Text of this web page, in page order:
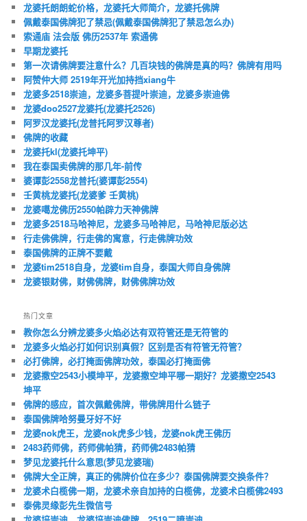
龙婆托朗朗蛇价格，龙婆托大师简介，龙婆托佛牌
佩戴泰国佛牌犯了禁忌(佩戴泰国佛牌犯了禁忌怎么办)
索通庙 法会版 佛历2537年 索通佛
早期龙婆托
第一次请佛牌要注意什么？几百块钱的佛牌是真的吗？佛牌有用吗
阿赞仲大师 2519年开光加持挡xiang牛
龙婆多2518崇迪，龙婆多菩提叶崇迪，龙婆多崇迪佛
龙婆doo2527龙婆托(龙婆托2526)
阿罗汉龙婆托(龙普托阿罗汉尊者)
佛牌的收藏
龙婆托kl(龙婆托坤平)
我在泰国卖佛牌的那几年-前传
婆谭彭2558龙普托(婆谭彭2554)
壬黄桃龙婆托(龙婆爹 壬黄桃)
龙婆噶龙佛历2550帕辟力天神佛牌
龙婆多2518马哈神尼，龙婆多马哈神尼，马哈神尼版必达
行走佛佛牌，行走佛的寓意，行走佛牌功效
泰国佛牌的正牌不要戴
龙婆tim2518自身，龙婆tim自身，泰国大师自身佛牌
龙婆银财佛，财佛佛牌，财佛佛牌功效
热门文章
教你怎么分辨龙婆多火焰必达有双符管还是无符管的
龙婆多火焰必打如何识别真假？区别是否有符管无符管？
必打佛牌，必打掩面佛牌功效，泰国必打掩面佛
龙婆撒空2543小模坤平，龙婆撒空坤平哪一期好？龙婆撒空2543
坤平
佛牌的感应，首次佩戴佛牌，带佛牌用什么链子
泰国佛牌哈努曼牙好不好
龙婆nok虎王，龙婆nok虎多少钱，龙婆nok虎王佛历
2483药师佛，药师佛帕猜，药师佛2483帕猜
梦见龙婆托什么意思(梦见龙婆瑞)
佛牌大全正牌，真正的佛牌价位在多少？泰国佛牌要交换条件？
龙婆术白榄佛一期，龙婆术亲自加持的白榄佛，龙婆术白榄佛2493
泰佛灵缘彭先生微信号